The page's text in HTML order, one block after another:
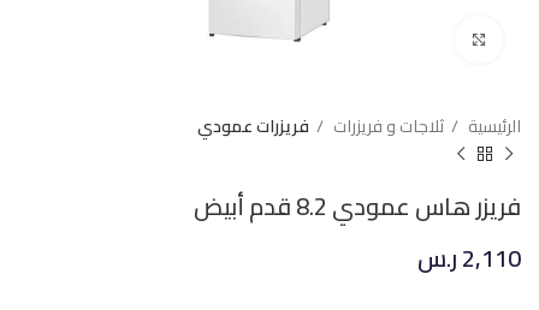
الرئيسية ثلاجات و فريزرات فريزرات عمودي
فريزر هاس عمودي 8.2 قدم أبيض
2,110ر.س